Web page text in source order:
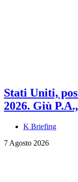
Stati Uniti,
2026. Giù
K Briefing
7 Agosto 2026